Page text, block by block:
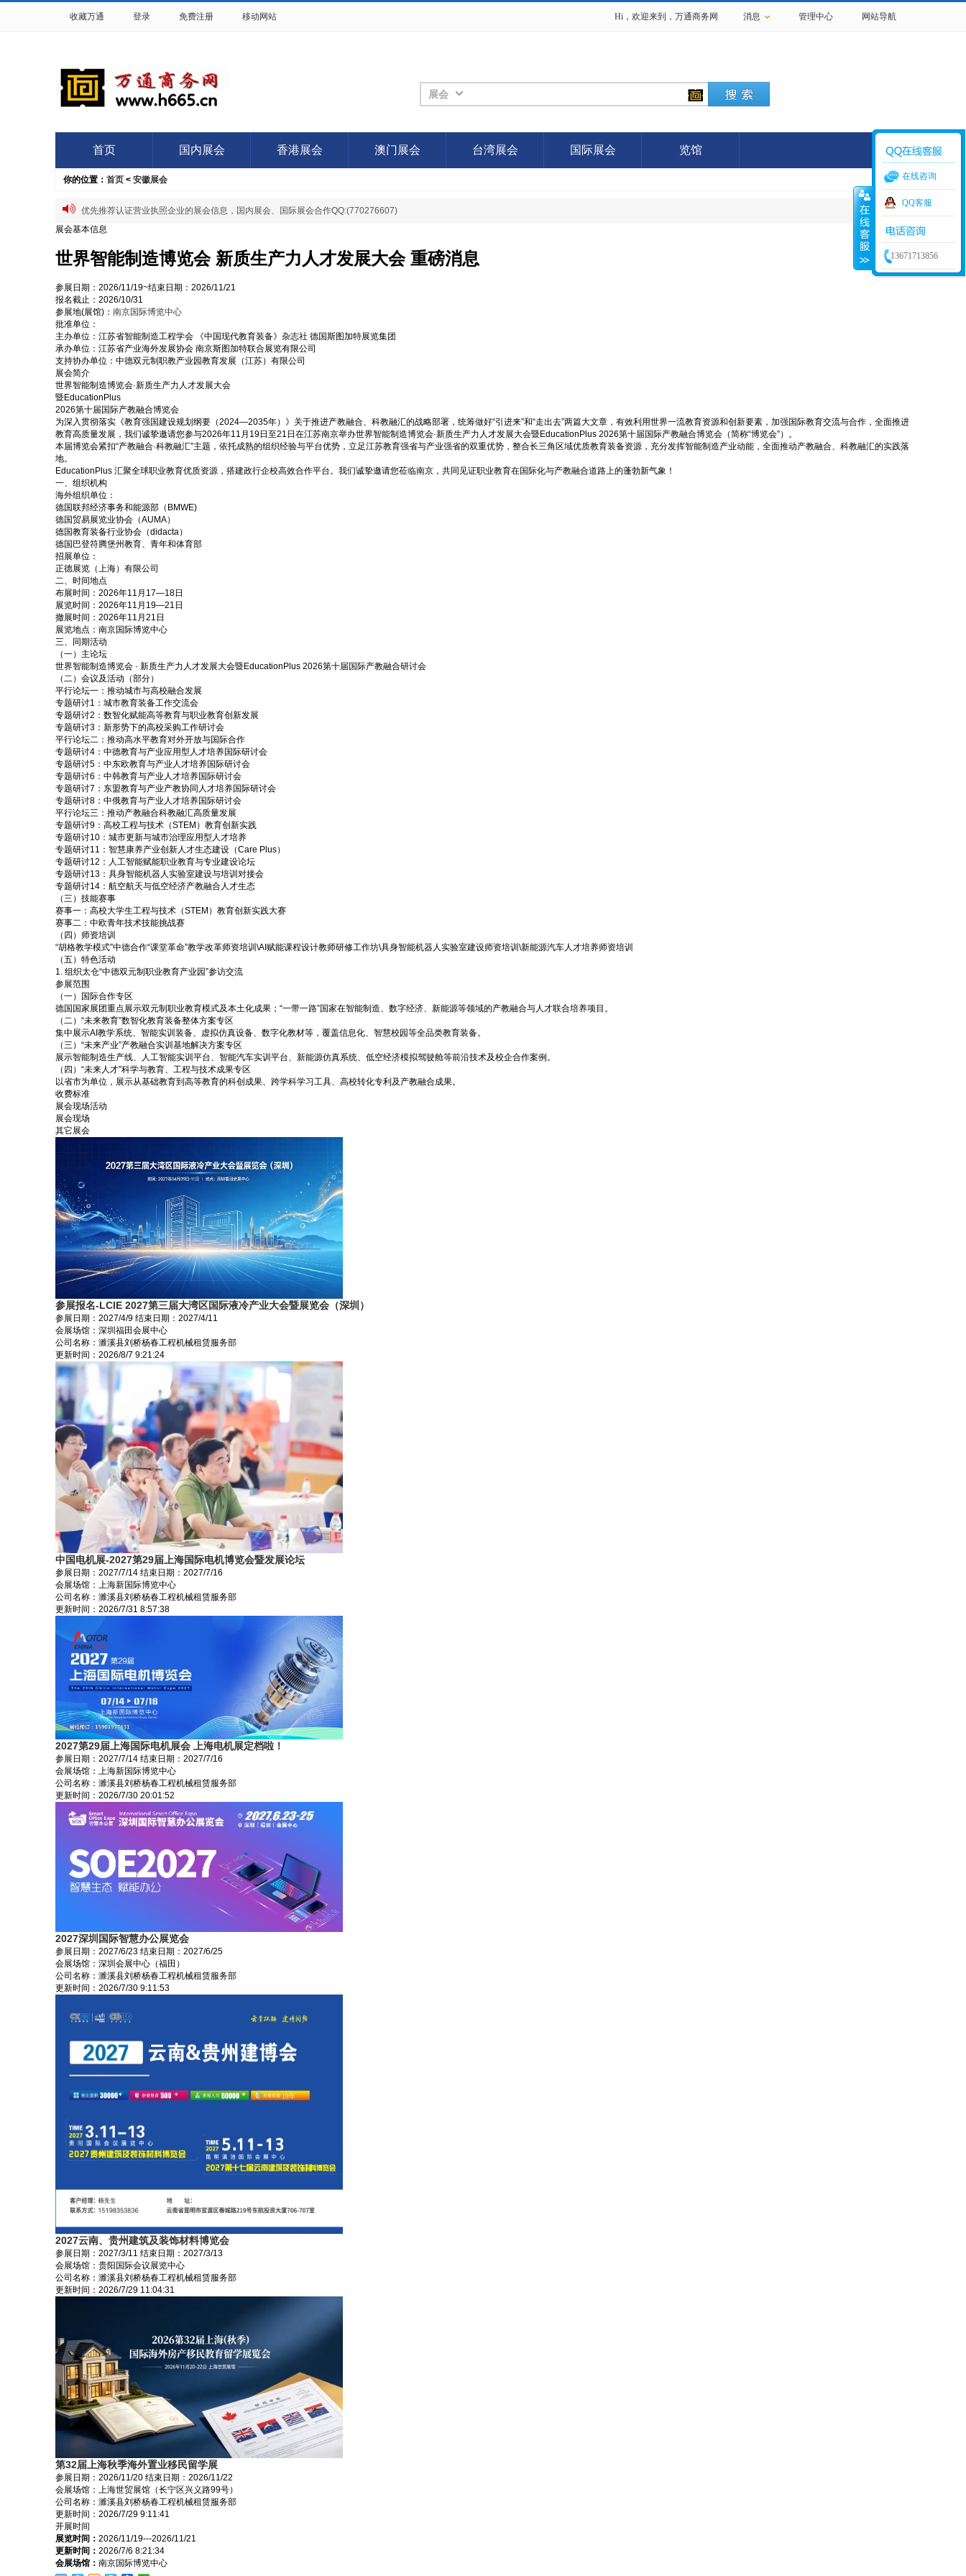
收藏万通 登录 免费注册 移动网站 Hi，欢迎来到， 万通商务网 消息 管理中心 网站导航
展会
首页 国内展会 香港展会 澳门展会 台湾展会 国际展会 览馆
你的位置： 首页 < 安徽展会
优先推荐认证营业执照企业的展会信息，国内展会、国际展会合作QQ:(770276607)
展会基本信息
世界智能制造博览会 新质生产力人才发展大会 重磅消息
参展日期： 2026/11/19~结束日期： 2026/11/21
报名截止： 2026/10/31
参展地(展馆)： 南京国际博览中心
批准单位：
主办单位： 江苏省智能制造工程学会 《中国现代教育装备》杂志社 德国斯图加特展览集团
承办单位： 江苏省产业海外发展协会 南京斯图加特联合展览有限公司
支持协办单位： 中德双元制职教产业园教育发展（江苏）有限公司
展会简介
世界智能制造博览会·新质生产力人才发展大会
暨EducationPlus
2026第十届国际产教融合博览会
为深入贯彻落实《教育强国建设规划纲要（2024—2035年）》关于推进产教融合、科教融汇的战略部署，统筹做好“引进来”和“走出去”两篇大文章，有效利用世界一流教育资源和创新要素，加强国际教育交流与合作，全面推进
教育高质量发展，我们诚挚邀请您参与2026年11月19日至21日在江苏南京举办世界智能制造博览会·新质生产力人才发展大会暨EducationPlus 2026第十届国际产教融合博览会（简称“博览会”）。
本届博览会紧扣“产教融合·科教融汇”主题，依托成熟的组织经验与平台优势，立足江苏教育强省与产业强省的双重优势，整合长三角区域优质教育装备资源，充分发挥智能制造产业动能，全面推动产教融合、科教融汇的实践落
地。
EducationPlus 汇聚全球职业教育优质资源，搭建政行企校高效合作平台。我们诚挚邀请您莅临南京，共同见证职业教育在国际化与产教融合道路上的蓬勃新气象！
一、组织机构
海外组织单位：
德国联邦经济事务和能源部（BMWE)
德国贸易展览业协会（AUMA）
德国教育装备行业协会（didacta）
德国巴登符腾堡州教育、青年和体育部
招展单位：
正德展览（上海）有限公司
二、时间地点
布展时间：2026年11月17—18日
展览时间：2026年11月19—21日
撤展时间：2026年11月21日
展览地点：南京国际博览中心
三、同期活动
（一）主论坛
世界智能制造博览会 · 新质生产力人才发展大会暨EducationPlus 2026第十届国际产教融合研讨会
（二）会议及活动（部分）
平行论坛一：推动城市与高校融合发展
专题研讨1：城市教育装备工作交流会
专题研讨2：数智化赋能高等教育与职业教育创新发展
专题研讨3：新形势下的高校采购工作研讨会
平行论坛二：推动高水平教育对外开放与国际合作
专题研讨4：中德教育与产业应用型人才培养国际研讨会
专题研讨5：中东欧教育与产业人才培养国际研讨会
专题研讨6：中韩教育与产业人才培养国际研讨会
专题研讨7：东盟教育与产业产教协同人才培养国际研讨会
专题研讨8：中俄教育与产业人才培养国际研讨会
平行论坛三：推动产教融合科教融汇高质量发展
专题研讨9：高校工程与技术（STEM）教育创新实践
专题研讨10：城市更新与城市治理应用型人才培养
专题研讨11：智慧康养产业创新人才生态建设（Care Plus）
专题研讨12：人工智能赋能职业教育与专业建设论坛
专题研讨13：具身智能机器人实验室建设与培训对接会
专题研讨14：航空航天与低空经济产教融合人才生态
（三）技能赛事
赛事一：高校大学生工程与技术（STEM）教育创新实践大赛
赛事二：中欧青年技术技能挑战赛
（四）师资培训
“胡格教学模式”中德合作“课堂革命”教学改革师资培训\AI赋能课程设计教师研修工作坊\具身智能机器人实验室建设师资培训\新能源汽车人才培养师资培训
（五）特色活动
1. 组织太仓“中德双元制职业教育产业园”参访交流
参展范围
（一）国际合作专区
德国国家展团重点展示双元制职业教育模式及本土化成果；“一带一路”国家在智能制造、数字经济、新能源等领域的产教融合与人才联合培养项目。
（二）“未来教育”数智化教育装备整体方案专区
集中展示AI教学系统、智能实训装备、虚拟仿真设备、数字化教材等，覆盖信息化、智慧校园等全品类教育装备。
（三）“未来产业”产教融合实训基地解决方案专区
展示智能制造生产线、人工智能实训平台、智能汽车实训平台、新能源仿真系统、低空经济模拟驾驶舱等前沿技术及校企合作案例。
（四）“未来人才”科学与教育、工程与技术成果专区
以省市为单位，展示从基础教育到高等教育的科创成果、跨学科学习工具、高校转化专利及产教融合成果。
收费标准
展会现场活动
展会现场
其它展会
参展报名-LCIE 2027第三届大湾区国际液冷产业大会暨展览会（深圳）
参展日期： 2027/4/9 结束日期： 2027/4/11
会展场馆： 深圳福田会展中心
公司名称：濉溪县刘桥杨春工程机械租赁服务部
更新时间： 2026/8/7 9:21:24
中国电机展-2027第29届上海国际电机博览会暨发展论坛
参展日期： 2027/7/14 结束日期： 2027/7/16
会展场馆： 上海新国际博览中心
公司名称：濉溪县刘桥杨春工程机械租赁服务部
更新时间： 2026/7/31 8:57:38
2027第29届上海国际电机展会 上海电机展定档啦！
参展日期： 2027/7/14 结束日期： 2027/7/16
会展场馆： 上海新国际博览中心
公司名称：濉溪县刘桥杨春工程机械租赁服务部
更新时间： 2026/7/30 20:01:52
2027深圳国际智慧办公展览会
参展日期： 2027/6/23 结束日期： 2027/6/25
会展场馆： 深圳会展中心（福田）
公司名称：濉溪县刘桥杨春工程机械租赁服务部
更新时间： 2026/7/30 9:11:53
2027云南、贵州建筑及装饰材料博览会
参展日期： 2027/3/11 结束日期： 2027/3/13
会展场馆： 贵阳国际会议展览中心
公司名称：濉溪县刘桥杨春工程机械租赁服务部
更新时间： 2026/7/29 11:04:31
第32届上海秋季海外置业移民留学展
参展日期： 2026/11/20 结束日期： 2026/11/22
会展场馆： 上海世贸展馆（长宁区兴义路99号）
公司名称：濉溪县刘桥杨春工程机械租赁服务部
更新时间： 2026/7/29 9:11:41
开展时间
展览时间： 2026/11/19---2026/11/21
更新时间： 2026/7/6 8:21:34
会展场馆： 南京国际博览中心
在线咨询
QQ客服
13671713856